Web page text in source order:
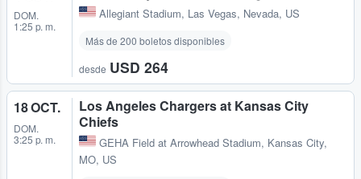
DOM.
1:25 p. m.
Allegiant Stadium, Las Vegas, Nevada, US
Más de 200 boletos disponibles
desde USD 264
18 OCT.
DOM.
3:25 p. m.
Los Angeles Chargers at Kansas City
Chiefs
GEHA Field at Arrowhead Stadium, Kansas City,
MO, US